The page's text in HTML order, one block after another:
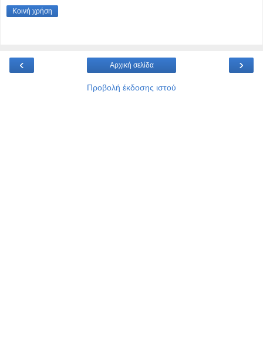
Κοινή χρήση
‹ ›
Αρχική σελίδα
Προβολή έκδοσης ιστού